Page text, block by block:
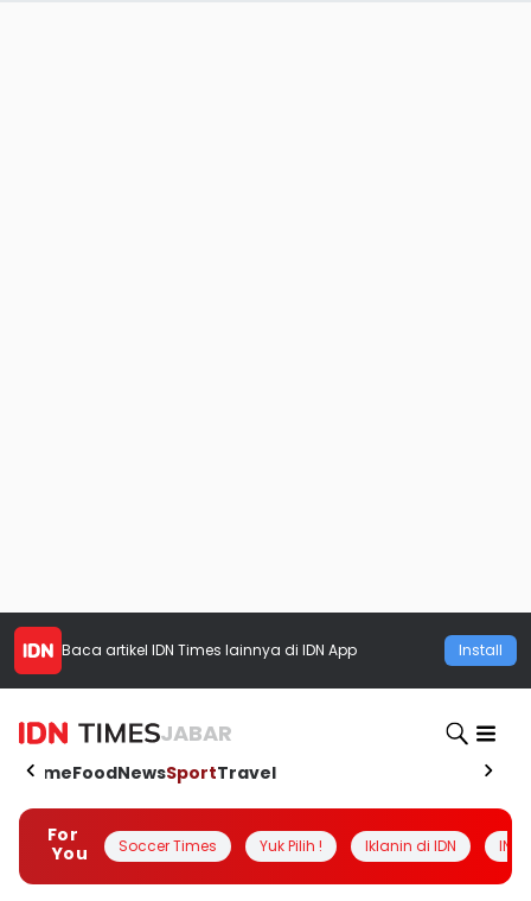
Baca artikel IDN Times lainnya di IDN App Install
JABAR
HomeFoodNewsSportTravel
For
You
Soccer Times Yuk Pilih ! Iklanin di IDN